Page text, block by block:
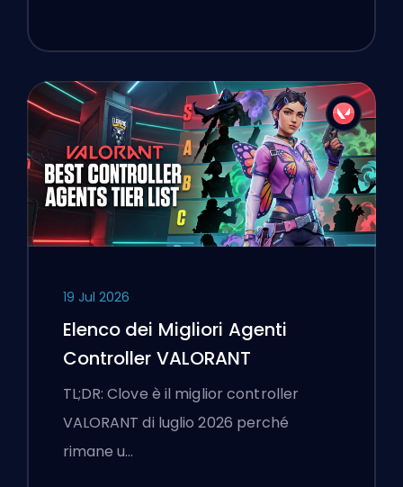
19 Jul 2026
Elenco dei Migliori Agenti
Controller VALORANT
TL;DR: Clove è il miglior controller
VALORANT di luglio 2026 perché
rimane u…